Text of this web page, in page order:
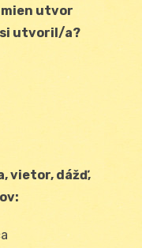
utvor
utvoril/a?
vietor, dážď,